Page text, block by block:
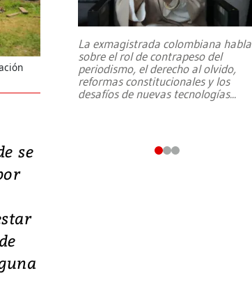
se
de
La exmagistrada colombiana habla
sobre el rol de contrapeso del
periodismo, el derecho al olvido,
reformas constitucionales y los
desafíos de nuevas tecnologías...